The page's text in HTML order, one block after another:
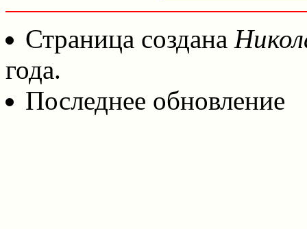
Страница создана
года.
Последнее обновление